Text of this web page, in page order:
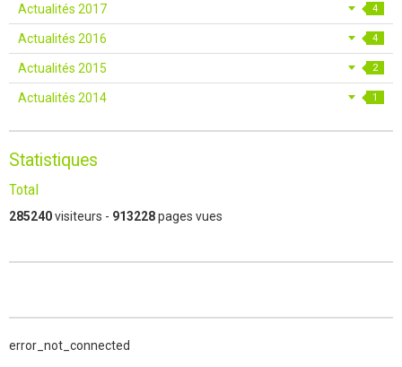
Actualités 2017 4
Actualités 2016 4
Actualités 2015 2
Actualités 2014 1
Statistiques
Total
285240visiteurs - 913228pages vues
error_not_connected